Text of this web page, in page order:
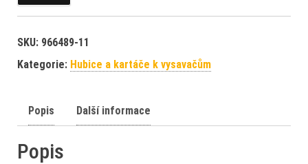
SKU: 966489-11
Kategorie: Hubice a kartáče k vysavačům
Popis Další informace
Popis